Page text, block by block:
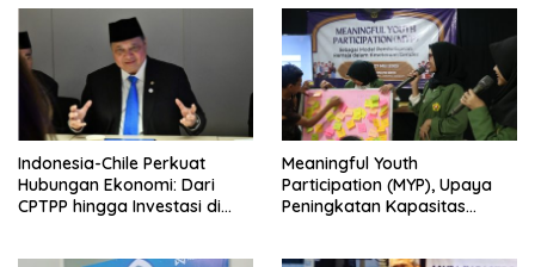
Indonesia-Chile Perkuat
Hubungan Ekonomi: Dari
CPTPP hingga Investasi di
Meaningful Youth
Participation (MYP), Upaya
Peningkatan Kapasitas